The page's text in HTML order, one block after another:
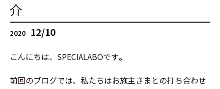
介
2020 12/10
こんにちは、SPECIALABOです。
前回のブログでは、私たちはお施主さまとの打ち合わせ